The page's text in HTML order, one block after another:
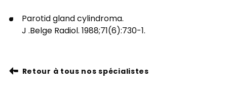
Parotid gland cylindroma.
J .Belge Radiol. 1988;71(6):730-1.
Retour à tous nos spécialistes